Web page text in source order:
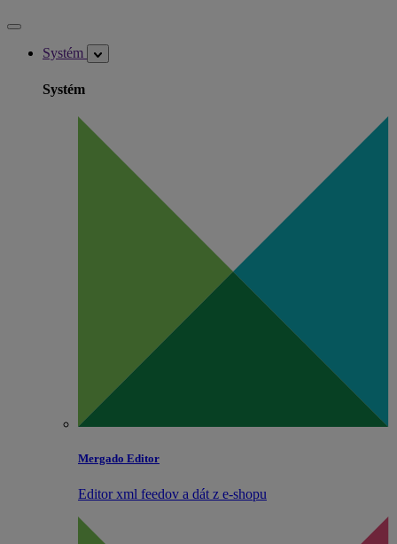
Systém
Systém
Mergado Editor
Editor xml feedov a dát z e‑shopu